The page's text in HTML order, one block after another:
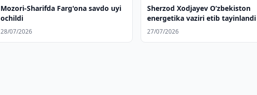
Mozori-Sharifda Farg'ona savdo uyi
ochildi
28/07/2026
Sherzod Xodjayev O‘zbekiston
energetika vaziri etib tayinlandi
27/07/2026